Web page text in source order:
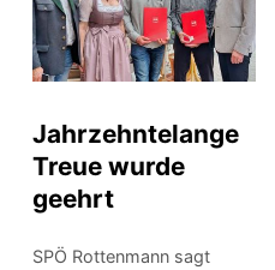
Jahrzehntelange
Treue wurde
geehrt
SPÖ Rottenmann sagt